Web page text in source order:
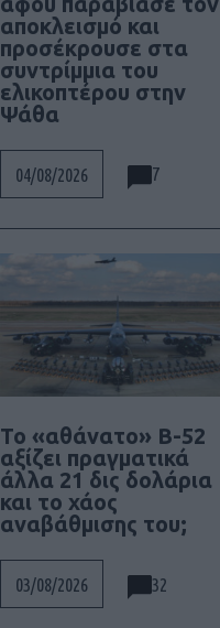
αποκλεισμό και
προσέκρουσε στα
συντρίμμια του
ελικοπτέρου στην
Ψάθα
04/08/2026 7
Το «αθάνατο» B-52
αξίζει πραγματικά
άλλα 21 δις δολάρια
και το χάος
αναβάθμισης του;
03/08/2026 32